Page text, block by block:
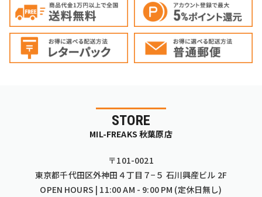
STORE
MIL-FREAKS 秋葉原店
〒101-0021
東京都千代田区外神田４丁目７−５ 石川興産ビル 2F
OPEN HOURS | 11:00 AM - 9:00 PM (定休日無し)